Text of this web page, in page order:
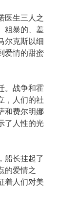
医生三人之
粗暴的、羞
尔克斯以细
爱情的甜蜜
。战争和霍
，人们的社
和费尔明娜
了人性的光
船长挂起了
的爱情之
着人们对美